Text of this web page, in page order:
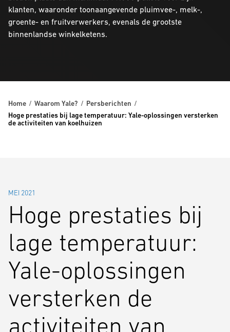
klanten, waaronder toonaangevende pluimvee-, melk-,
groente- en fruitverwerkers, evenals de grootste
binnenlandse winkelketens.
Home Waarom Yale?
Persberichten
Hoge prestaties bij lage temperatuur: Yale-oplossingen versterken
de activiteiten van koelhuizen
MEI 2021
Hoge prestaties bij
lage temperatuur:
Yale-oplossingen
versterken de
activiteiten van